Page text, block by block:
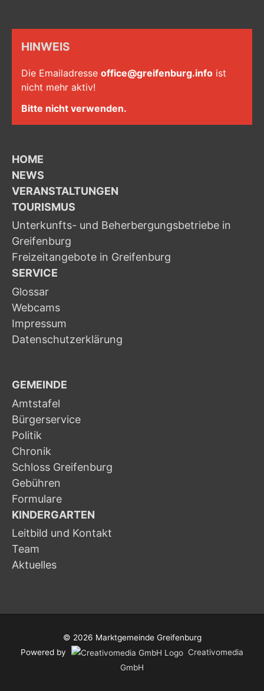
HINWEIS
Die Emailadresse office@greifenburg.info ist
nicht mehr aktiv!
Bitte nicht verwenden.
HOME
NEWS
VERANSTALTUNGEN
TOURISMUS
Unterkunfts- und Beherbergungsbetriebe in
Greifenburg
Freizeitangebote in Greifenburg
SERVICE
Glossar
Webcams
Impressum
Datenschutzerklärung
GEMEINDE
Amtstafel
Bürgerservice
Politik
Chronik
Schloss Greifenburg
Gebühren
Formulare
KINDERGARTEN
Leitbild und Kontakt
Team
Aktuelles
© 2026 Marktgemeinde Greifenburg
Powered by
Creativomedia
GmbH